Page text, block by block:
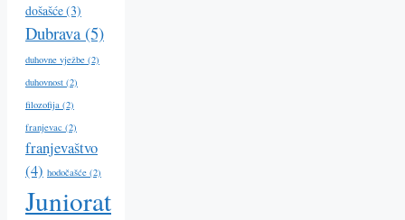
došašće(3)
Dubrava (5)
duhovne vježbe (2)
duhovnost (2)
filozofija (2)
franjevac (2)
franjevaštvo
(4) hodočašće (2)
Juniorat